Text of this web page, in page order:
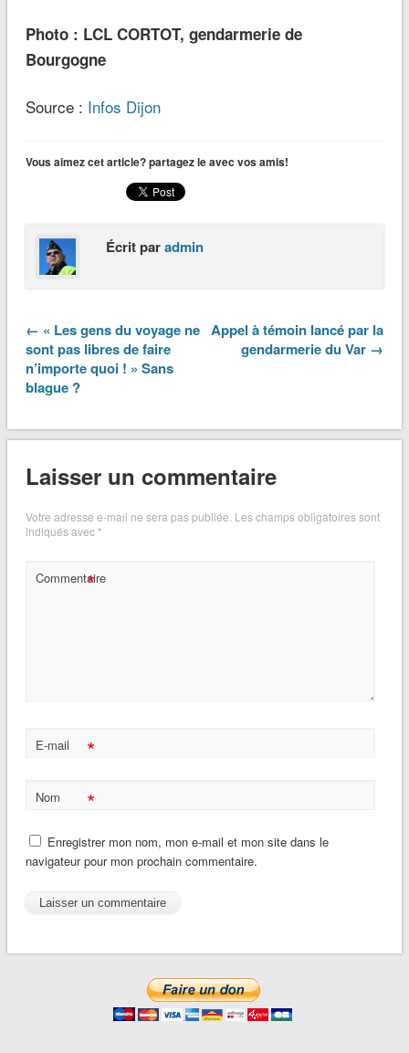
Photo : LCL CORTOT, gendarmerie de
Bourgogne
Source : Infos Dijon
Vous aimez cet article? partagez le avec vos amis!
Écrit paradmin
← « Les gens du voyage ne
sont pas libres de faire
n’importe quoi ! » Sans
blague ?
Appel à témoin lancé par la
gendarmerie du Var →
Laisser un commentaire
Votre adresse e-mail ne sera pas publiée. Les champs obligatoires sont
indiqués avec*
Commentaire
*
E-mail *
Nom *
Enregistrer mon nom, mon e-mail et mon site dans le
navigateur pour mon prochain commentaire.